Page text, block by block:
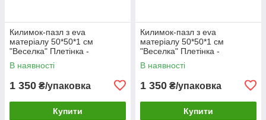
Килимок-пазл з eva
матеріалу 50*50*1 см
"Веселка" Плетінка -
Бірюзовий
В наявності
1 350 ₴/упаковка
Купити
Килимок-пазл з eva
матеріалу 50*50*1 см
"Веселка" Плетінка -
Помаранчевий
В наявності
1 350 ₴/упаковка
Купити